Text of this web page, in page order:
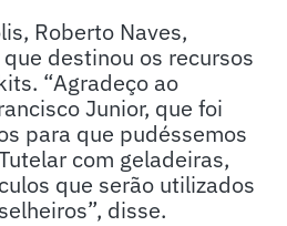
Roberto Naves,
destinou os recursos
“Agradeço ao
Junior, que foi
para que pudéssemos
com geladeiras,
que serão utilizados
disse.